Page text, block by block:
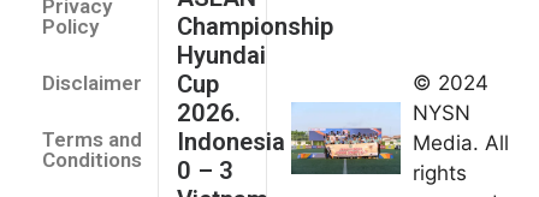
Privacy
Policy
Disclaimer
Terms and
Conditions
Championship
Hyundai
Cup
2026.
Indonesia
0 – 3
umum
Kejurnas
Panahan
Junior di
© 2024
NYSN
Media. All
rights